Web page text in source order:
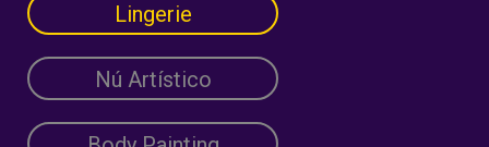
Lingerie
Nú Artístico